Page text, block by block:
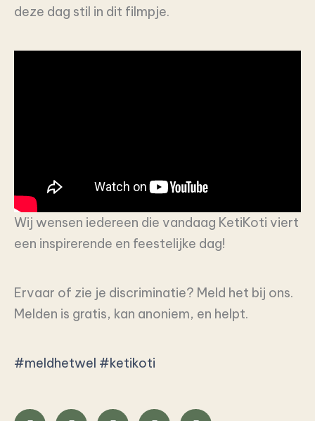
deze dag stil in dit filmpje.
Wij wensen iedereen die vandaag KetiKoti viert
een inspirerende en feestelijke dag!
Ervaar of zie je discriminatie? Meld het bij ons.
Melden is gratis, kan anoniem, en helpt.
#meldhetwel #ketikoti